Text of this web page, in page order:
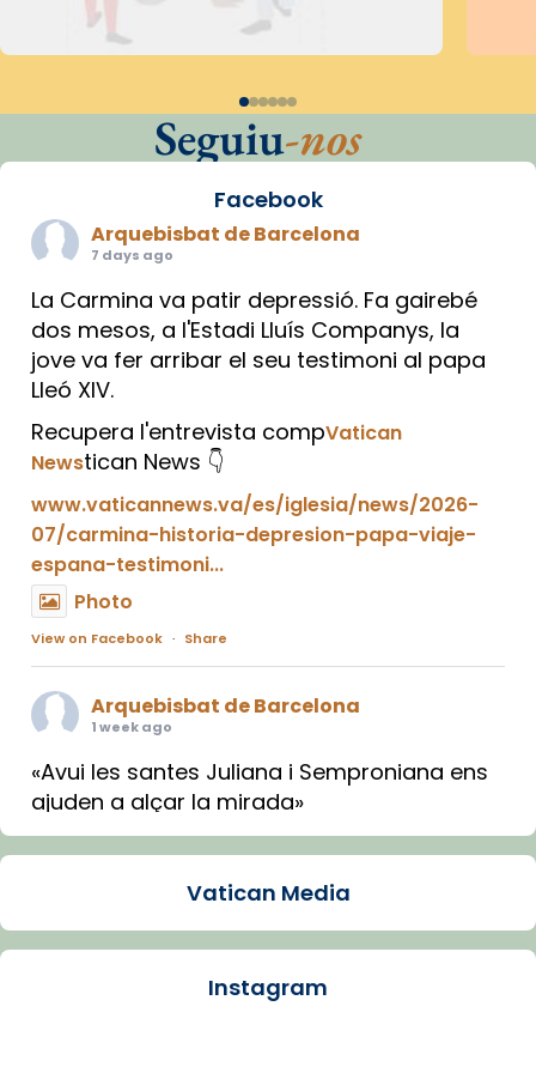
Seguiu-nos
Facebook
Arquebisbat de Barcelona
7 days ago
La Carmina va patir depressió. Fa gairebé
dos mesos, a l'Estadi Lluís Companys, la
jove va fer arribar el seu testimoni al papa
Lleó XIV.
Recupera l'entrevista compVatican
Newstican News 👇
www.vaticannews.va/es/iglesia/news/2026-
07/carmina-historia-depresion-papa-viaje-
espana-testimoni...
Photo
View on Facebook · Share
Arquebisbat de Barcelona
1 week ago
«Avui les santes Juliana i Semproniana ens
ajuden a alçar la mirada»
Mons. Sergi Gordo, bisbe de Tortosa, ha
Santes de Mataró.
🔗tinyurl.com/cvu5jmbk
Vatican Media
Instagram